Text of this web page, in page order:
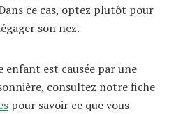
ce cas, optez plutôt pour
son nez.
enfant est causée par une
consultez notre fiche
pour savoir ce que vous